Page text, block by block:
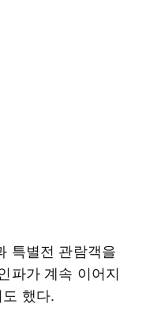
특별전 관람객을
파가 계속 이어지
했다.